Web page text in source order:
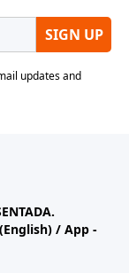
(English) / App -